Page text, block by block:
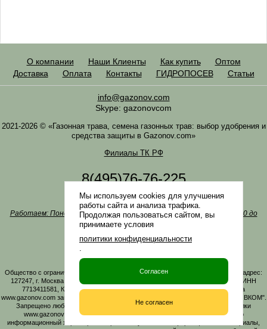
О компании Наши Клиенты Как купить
Оптом
Доставка
Оплата Контакты ГИДРОПОСЕВ Статьи
info@gazonov.com
Skype: gazonovcom
2021-2026 © «Газонная трава, семена газонных трав: выбор удобрения и
средства защиты в Gazonov.com»
Филиалы ТК РФ
8(495)76-76-225
8(985)76-76-335
Наша почтаinfo@gazonov.com
Работаем: Понедельник-четверг с 10:00 до 18:00, пятница - с 10:00 до
17:00
Наши награды и письма
Политика конфиденциальности
Заказать обратный звонок
Общество с ограниченной ответственностью «ГАЗОНОВКОМ» Юридический адрес:
127247, г. Москва, Дмитровское ш., д. 100, стр. 2, этаж 01, помещение 3106 ИНН
7713411581, КПП 771301001 ОГРН 1167746161219. Все материалы сайта
www.gazonov.com защищены авторским правом и принадлежат ООО "ГАЗОНОВКОМ".
Запрещено любое копирование материалов сайта без активной гиперссылки
www.gazonov.com. Данный сайт и его содержимое носит исключительно
информационный характер и ни при каких условиях информационные материалы,
Мы используем cookies для улучшения
работы сайта и анализа трафика.
Продолжая пользоваться сайтом, вы
принимаете условия
политики конфиденциальности
.
Согласен
Не согласен